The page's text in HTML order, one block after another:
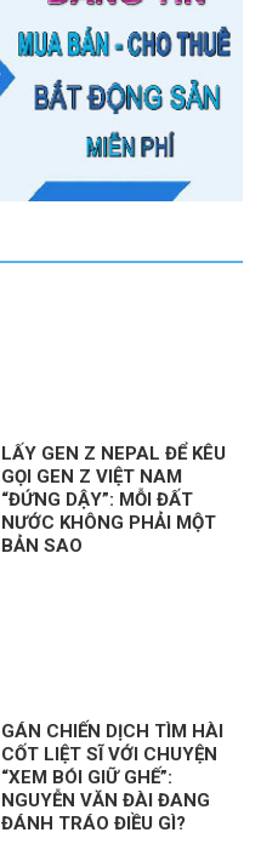
LẤY GEN Z NEPAL ĐỂ KÊU
GỌI GEN Z VIỆT NAM
“ĐỨNG DẬY”: MỖI ĐẤT
NƯỚC KHÔNG PHẢI MỘT
BẢN SAO
GÁN CHIẾN DỊCH TÌM HÀI
CỐT LIỆT SĨ VỚI CHUYỆN
“XEM BÓI GIỮ GHẾ”:
NGUYỄN VĂN ĐÀI ĐANG
ĐÁNH TRÁO ĐIỀU GÌ?